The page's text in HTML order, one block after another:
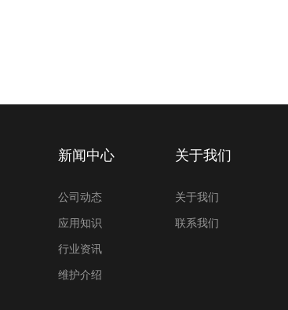
新闻中心
公司动态
应用知识
行业资讯
维护介绍
关于我们
关于我们
联系我们